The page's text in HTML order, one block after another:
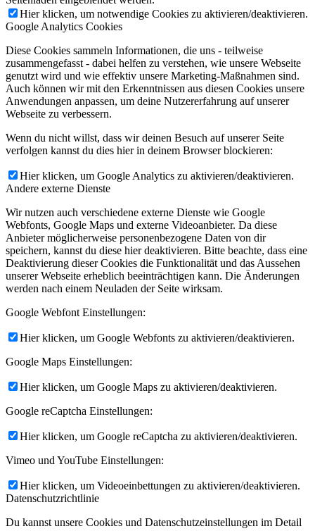
Hier klicken, um notwendige Cookies zu aktivieren/deaktivieren.
Google Analytics Cookies
Diese Cookies sammeln Informationen, die uns - teilweise
zusammengefasst - dabei helfen zu verstehen, wie unsere Webseite
genutzt wird und wie effektiv unsere Marketing-Maßnahmen sind.
Auch können wir mit den Erkenntnissen aus diesen Cookies unsere
Anwendungen anpassen, um deine Nutzererfahrung auf unserer
Webseite zu verbessern.
Wenn du nicht willst, dass wir deinen Besuch auf unserer Seite
verfolgen kannst du dies hier in deinem Browser blockieren:
Hier klicken, um Google Analytics zu aktivieren/deaktivieren.
Andere externe Dienste
Wir nutzen auch verschiedene externe Dienste wie Google
Webfonts, Google Maps und externe Videoanbieter. Da diese
Anbieter möglicherweise personenbezogene Daten von dir
speichern, kannst du diese hier deaktivieren. Bitte beachte, dass eine
Deaktivierung dieser Cookies die Funktionalität und das Aussehen
unserer Webseite erheblich beeinträchtigen kann. Die Änderungen
werden nach einem Neuladen der Seite wirksam.
Google Webfont Einstellungen:
Hier klicken, um Google Webfonts zu aktivieren/deaktivieren.
Google Maps Einstellungen:
Hier klicken, um Google Maps zu aktivieren/deaktivieren.
Google reCaptcha Einstellungen:
Hier klicken, um Google reCaptcha zu aktivieren/deaktivieren.
Vimeo und YouTube Einstellungen:
Hier klicken, um Videoeinbettungen zu aktivieren/deaktivieren.
Datenschutzrichtlinie
Du kannst unsere Cookies und Datenschutzeinstellungen im Detail